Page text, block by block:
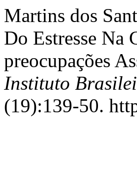
Martins dos
Do Estresse
preocupações
Instituto
(19):139-50.